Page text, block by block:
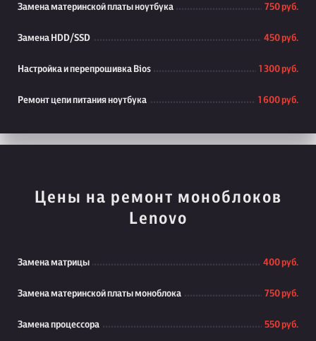
Замена материнской платы ноутбука 750 руб.
Замена HDD/SSD 450 руб.
Настройка и перепрошивка Bios 1 300 руб.
Ремонт цепи питания ноутбука 1 600 руб.
Цены на ремонт моноблоков
Lenovo
Замена матрицы 400 руб.
Замена материнской платы моноблока 750 руб.
Замена процессора 550 руб.